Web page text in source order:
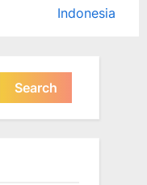
Indonesia